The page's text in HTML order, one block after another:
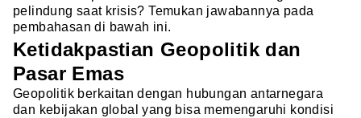
pelindung saat krisis? Temukan jawabannya pada
pembahasan di bawah ini.
Ketidakpastian Geopolitik dan
Pasar Emas
Geopolitik berkaitan dengan hubungan antarnegara
dan kebijakan global yang bisa memengaruhi kondisi